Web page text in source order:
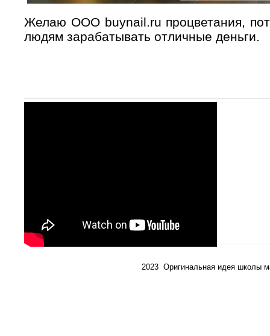
Желаю ООО buynail.ru процветания,
людям зарабатывать отличные деньги.
2023 Оригинальная идея школы